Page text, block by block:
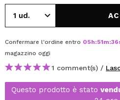
Confermare l'ordine entro 05h:51m:36
magazzino oggi
1 comment(s) /
Questo prodotto è stato